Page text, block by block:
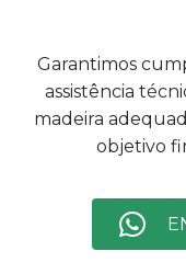
Garantimos
assistência
madeira
objetivo